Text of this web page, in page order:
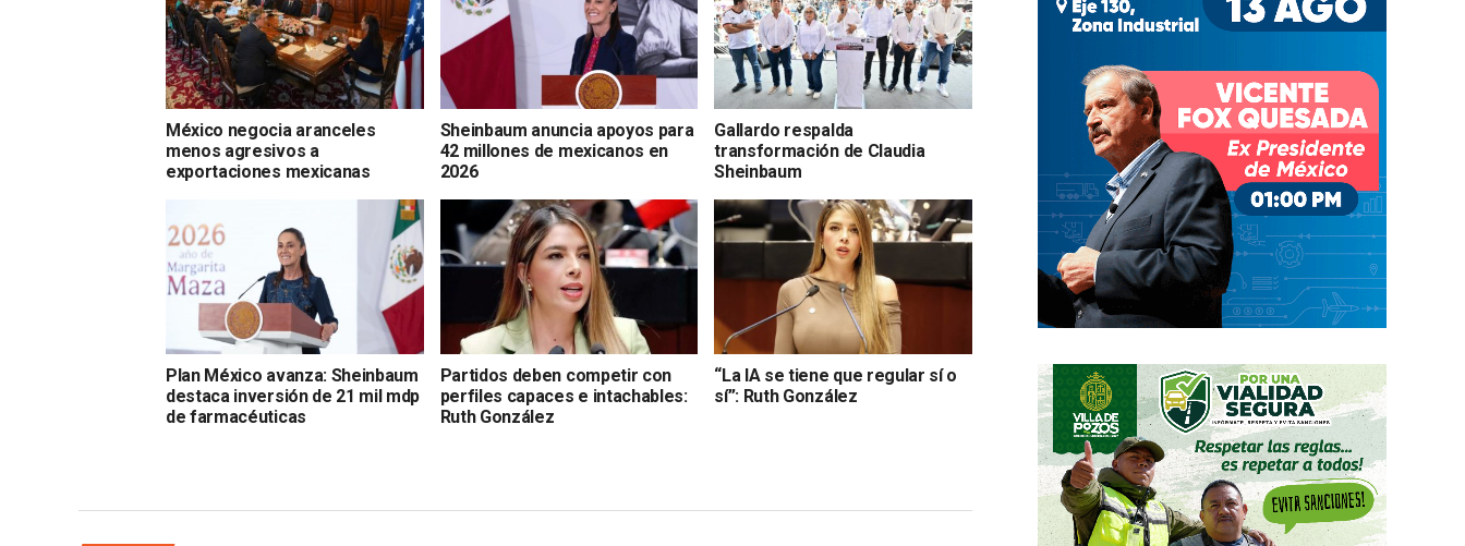
México negocia aranceles
menos agresivos a
exportaciones mexicanas
Sheinbaum anuncia apoyos para
42 millones de mexicanos en
2026
Gallardo respalda
transformación de Claudia
Sheinbaum
Plan México avanza: Sheinbaum
destaca inversión de 21 mil mdp
de farmacéuticas
Partidos deben competir con
perfiles capaces e intachables:
Ruth González
“La IA se tiene que regular sí o
sí”: Ruth González